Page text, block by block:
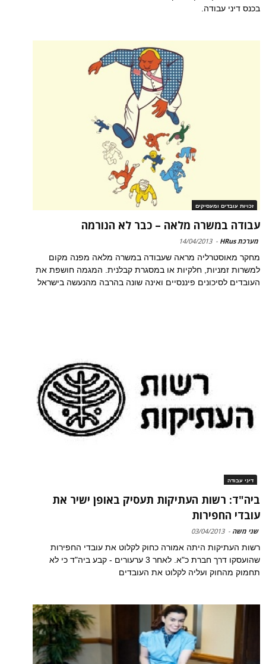
בכנס דיני עבודה.
זכויות עובדים ומעסיקים
עבודה במשרה מלאה – כבר לא הנורמה
מערכת HRus -
14/04/2013
מחקר מאוסטרליה מראה שעבודה במשרה מלאה מפנה מקום
למשרות זמניות, חלקיות או במסגרת קבלנית. המגמה חושפת את
העובדים לסיכונים פיננסיים ואינה שונה בהרבה מהנעשה בישראל
דיני עבודה
ביה"ד: רשות העתיקות תעסיק באופן ישיר את
עובדי החפירות
שני משה -
03/04/2013
רשות העתיקות היתה אמורה כחוק לקלוט את עובדי החפירות
שהועסקו דרך חברת כ"א. לאחר 3 ערעורים - קבע ביה"ד כי לא
תחמוק מהחוק ועליה לקלוט את העובדים